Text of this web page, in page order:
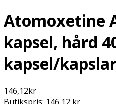
Atomoxetine
kapsel, hård
kapsel/
146,12kr